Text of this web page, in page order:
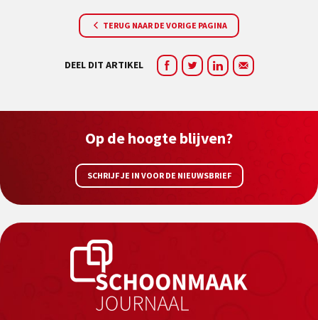
TERUG NAAR DE VORIGE PAGINA
DEEL DIT ARTIKEL
Op de hoogte blijven?
SCHRIJF JE IN VOOR DE NIEUWSBRIEF